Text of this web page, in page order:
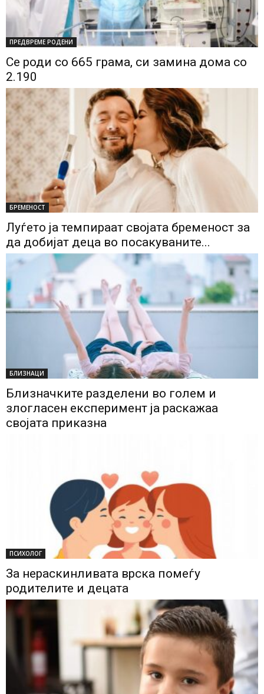
ПРЕДВРЕМЕ РОДЕНИ
Се роди со 665 грама, си замина дома со
2.190
БРЕМЕНОСТ
Луѓето ја темпираат својата бременост за
да добијат деца во посакуваните...
БЛИЗНАЦИ
Близначките разделени во голем и
злогласен експеримент ја раскажаа
својата приказна
ПСИХОЛОГ
За нераскинливата врска помеѓу
родителите и децата